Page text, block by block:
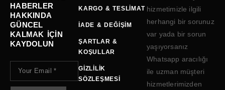
HABERLER
HAKKINDA
GÜNCEL
KALMAK IÇIN
KAYDOLUN
KARGO & TESLIMAT
İADE & DEĞIŞIM
ŞARTLAR &
KOŞULLAR
GIZLILIK
SÖZLEŞMESI
hizmetimizle ilgili
herhangi bir sorunuz
var yada bir sorun
yaşıyorsanız
Whatsapp aracılığı
ile uzman müşteri
hizmetlerimizden